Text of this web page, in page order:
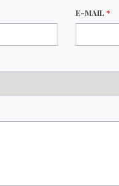
E-MAIL *